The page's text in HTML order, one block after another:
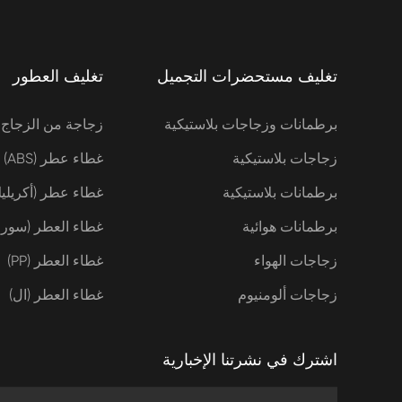
تغليف مستحضرات التجميل
برطمانات وزجاجات بلاستيكية
زجاجات بلاستيكية
برطمانات بلاستيكية
برطمانات هوائية
زجاجات الهواء
زجاجات ألومنيوم
تغليف العطور
زجاجة من الزجاج
غطاء عطر (ABS)
غطاء عطر
غطاء العطر
غطاء العطر (PP)
غطاء العطر (ال)
اشترك في نشرتنا الإخبارية